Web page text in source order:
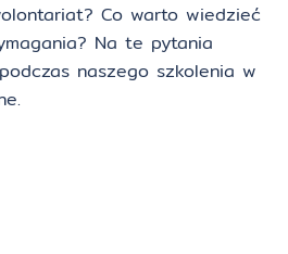
Co warto wiedzieć
Na te pytania
naszego szkolenia w